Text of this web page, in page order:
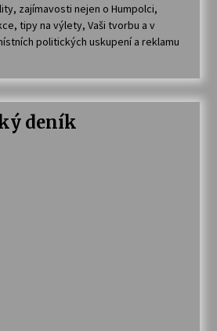
zajímavosti nejen o Humpolci,
tipy na výlety, Vaši tvorbu a v
politických uskupení a reklamu
deník